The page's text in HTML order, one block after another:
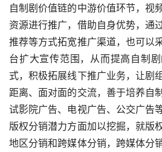
自制剧价值链的中游价值环节，视
资源进行推广，借助自身优势，通
推荐等方式拓宽推广渠道，也可以
台扩大宣传范围，从而提高自制
式，积极拓展线下推广业务，让剧
距离、面对面的交流，善于培养自
试影院广告、电视广告、公交广告
版权分销潜力方面加以挖掘，就版
地区分销和跨媒体分销，跨媒体分